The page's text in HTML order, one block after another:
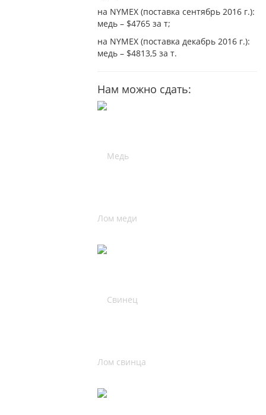
на NYMEX (поставка сентябрь 2016 г.):
медь – $4765 за т;
на NYMEX (поставка декабрь 2016 г.):
медь – $4813,5 за т.
Нам можно сдать:
Лом меди
Лом свинца